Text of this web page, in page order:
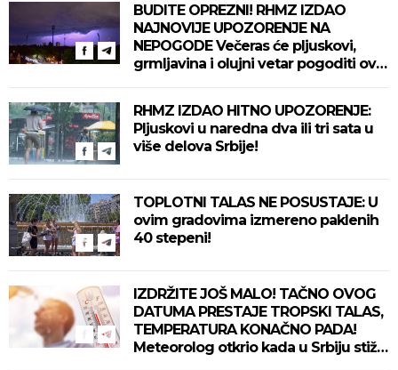
BUDITE OPREZNI! RHMZ IZDAO
NAJNOVIJE UPOZORENJE NA
NEPOGODE Večeras će pljuskovi,
grmljavina i olujni vetar pogoditi ove
RHMZ IZDAO HITNO UPOZORENJE:
Pljuskovi u naredna dva ili tri sata u
više delova Srbije!
TOPLOTNI TALAS NE POSUSTAJE: U
ovim gradovima izmereno paklenih
40 stepeni!
IZDRŽITE JOŠ MALO! TAČNO OVOG
DATUMA PRESTAJE TROPSKI TALAS,
TEMPERATURA KONAČNO PADA!
Meteorolog otkrio kada u Srbiju stiže